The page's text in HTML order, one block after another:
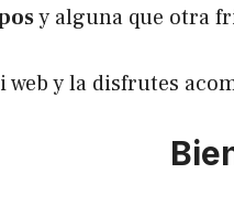
y alguna que otra
web y la disfrutes